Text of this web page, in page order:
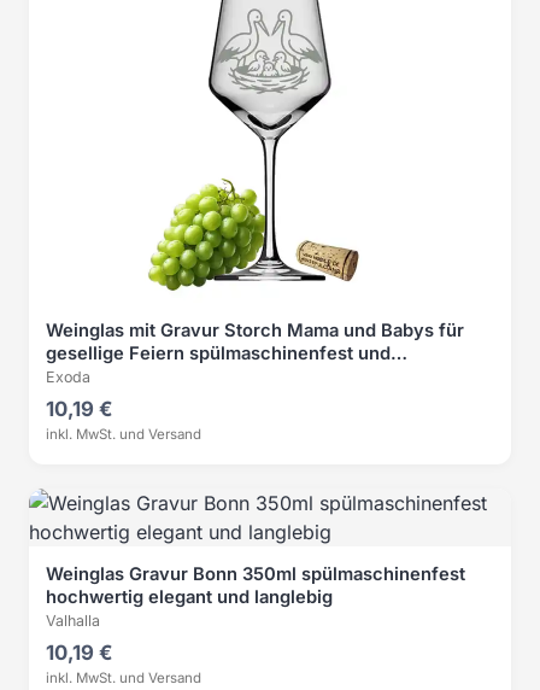
Weinglas mit Gravur Storch Mama und Babys für
gesellige Feiern spülmaschinenfest und
pflegeleicht
Exoda
10,19 €
inkl. MwSt. und Versand
Weinglas Gravur Bonn 350ml spülmaschinenfest
hochwertig elegant und langlebig
Valhalla
10,19 €
inkl. MwSt. und Versand